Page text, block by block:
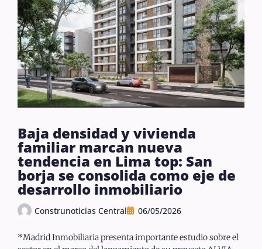
Baja densidad y vivienda
familiar marcan nueva
tendencia en Lima top: San
borja se consolida como eje de
desarrollo inmobiliario
Construnoticias Central 06/05/2026
*Madrid Inmobiliaria presenta importante estudio sobre el